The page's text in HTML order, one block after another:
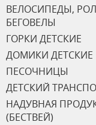
ВЕЛОСИПЕДЫ,
БЕГОВЕЛЫ
ГОРКИ ДЕТСКИЕ
ДОМИКИ ДЕТСКИЕ
ПЕСОЧНИЦЫ
ДЕТСКИЙ
НАДУВНАЯ
(БЕСТВЕЙ)